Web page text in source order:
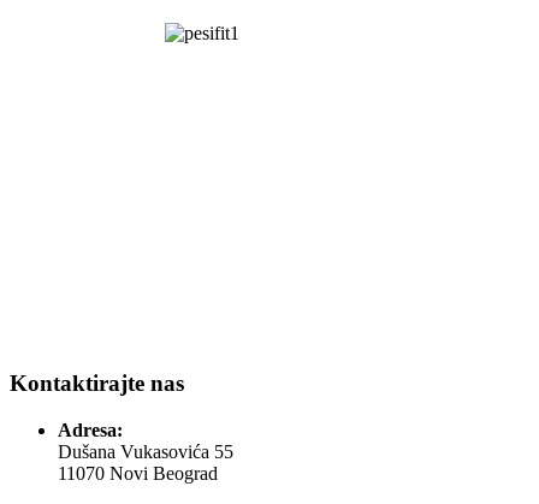
Kontaktirajte nas
Adresa:
Dušana Vukasovića 55
11070 Novi Beograd